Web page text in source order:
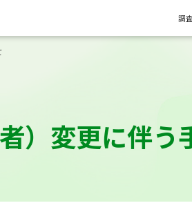
調
）変更に伴う